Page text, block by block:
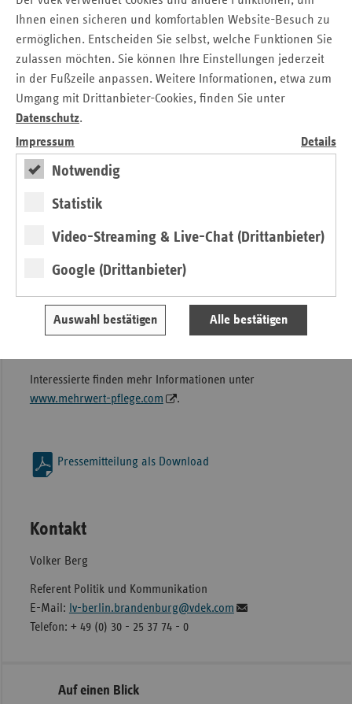
Ihnen einen sicheren und komfortablen Website-Besuch zu
ermöglichen. Entscheiden Sie selbst, welche Funktionen Sie
zulassen möchten. Sie können Ihre Einstellungen jederzeit
in der Fußzeile anpassen. Weitere Informationen, etwa zum
Umgang mit Drittanbieter-Cookies, finden Sie unter
Datenschutz.
Impressum
Details
Notwendig
Statistik
Video-Streaming & Live-Chat (Drittanbieter)
Google (Drittanbieter)
Auswahl bestätigen Alle bestätigen
lebensphasengerechtes Arbeiten, Kommunikation oder
Bewegung.
Langfristige Begleitung durch
MEHRWERT:PFLEGE
werden. Die Organisationen werden bei einer
gesundheitsförderlichen Organisationsentwicklung
zu entwickeln, sodass sie den Prozess auch nach der
Beratung selbständig fortsetzen können. Die Beratung und
die abgeleiteten Maßnahmen im Rahmen des Angebots
MEHRWERT:PFLEGE sind für die teilnehmenden
In Berlin und Brandenburg nehmen bereits zwei
Institutionen das Angebot in Anspruch. Mit weiteren
Interessierte finden mehr Informationen unter
www.mehrwert-pflege.com
.
Pressemitteilung als Download
Kontakt
Volker Berg
Referent Politik und Kommunikation
E-Mail: lv-berlin.brandenburg@vdek.com
Telefon: + 49 (0) 30 - 25 37 74 - 0
Seitennavigation
SeitenleisteAuf einen Blick